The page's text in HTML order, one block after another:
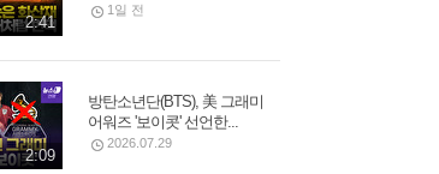
2:41
1일 전
2:09
방탄소년단(BTS), 美 그래미
어워즈 '보이콧' 선언한...
2026.07.29